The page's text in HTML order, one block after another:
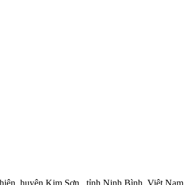
huyện Kim Sơn , tỉnh Ninh Bình, Việt Nam.